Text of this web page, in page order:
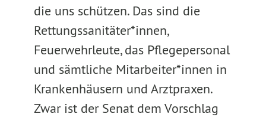
die uns schützen. Das sind die
Rettungssanitäter*innen,
Feuerwehrleute, das Pflegepersonal
und sämtliche Mitarbeiter*innen in
Krankenhäusern und Arztpraxen.
Zwar ist der Senat dem Vorschlag